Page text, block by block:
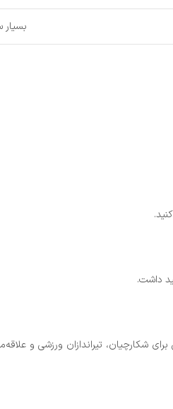
داشت.
شکارچیان، تیراندازان ورزشی و